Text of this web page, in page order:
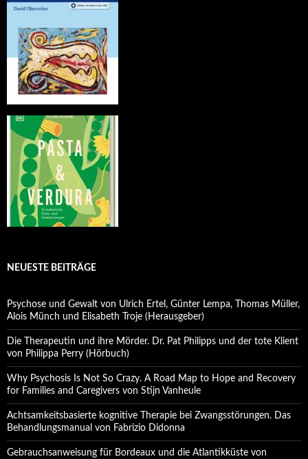
NEUESTE BEITRÄGE
Psychose und Gewalt von Ulrich Ertel, Günter Lempa, Thomas Müller,
Alois Münch und Elisabeth Troje (Herausgeber)
Die Therapeutin und ihre Mörder. Dr. Pat Philipps und der tote Klient
von Philippa Perry (Hörbuch)
Why Psychosis Is Not So Crazy. A Road Map to Hope and Recovery
for Families and Caregivers von Stijn Vanheule
Achtsamkeitsbasierte kognitive Therapie bei Zwangsstörungen. Das
Behandlungsmanual von Fabrizio Didonna
Gebrauchsanweisung für Bordeaux und die Atlantikküste von